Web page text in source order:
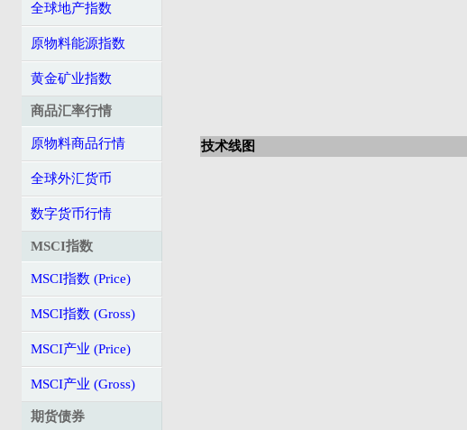
全球地产指数
原物料能源指数
黄金矿业指数
商品汇率行情
原物料商品行情
全球外汇货币
数字货币行情
MSCI指数
MSCI指数 (Price)
MSCI指数 (Gross)
MSCI产业 (Price)
MSCI产业 (Gross)
期货债券
技术线图